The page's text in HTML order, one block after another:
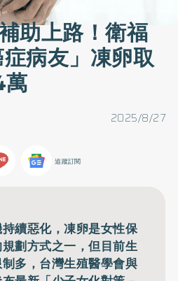
助上路！衛福
病友」凍卵取
2025/8/27
追蹤訂閱
續惡化，凍卵是女性保
劃方式之一，但目前生
多，台灣生殖醫學會與